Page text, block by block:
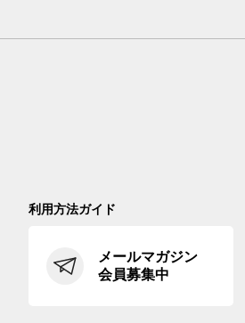
利用方法ガイド
メールマガジン
会員募集中